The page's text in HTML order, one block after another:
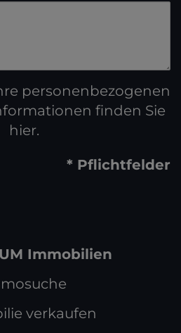
personenbezogenen
finden Sie
hier.
* Pflichtfelder
Immobilien
verkaufen